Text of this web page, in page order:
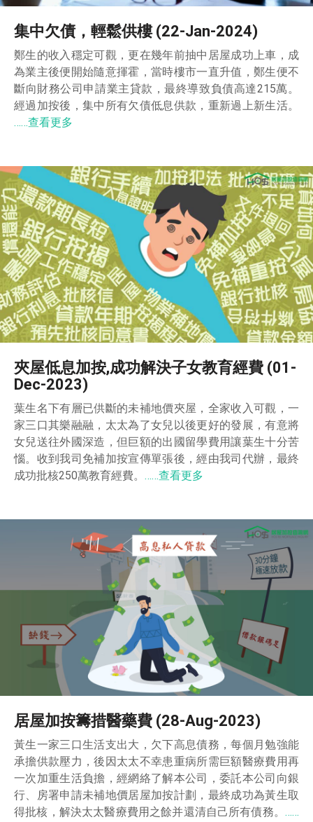
集中欠債，輕鬆供樓 (22-Jan-2024)
鄭生的收入穩定可觀，更在幾年前抽中居屋成功上車，成
為業主後便開始隨意揮霍，當時樓市一直升值，鄭生便不
斷向財務公司申請業主貸款，最終導致負債高達215萬。
經過加按後，集中所有欠債低息供款，重新過上新生活。
……查看更多
夾屋低息加按,成功解決子女教育經費 (01-
Dec-2023)
葉生名下有層已供斷的未補地價夾屋，全家收入可觀，一
家三口其樂融融，太太為了女兒以後更好的發展，有意將
女兒送往外國深造，但巨額的出國留學費用讓葉生十分苦
惱。收到我司免補加按宣傳單張後，經由我司代辦，最終
成功批核250萬教育經費。 ……查看更多
居屋加按籌措醫藥費 (28-Aug-2023)
黃生一家三口生活支出大，欠下高息債務，每個月勉強能
承擔供款壓力，後因太太不幸患重病所需巨額醫療費用再
一次加重生活負擔，經網絡了解本公司，委託本公司向銀
行、房署申請未補地價居屋加按計劃，最終成功為黃生取
得批核，解決太太醫療費用之餘并還清自己所有債務。 ……